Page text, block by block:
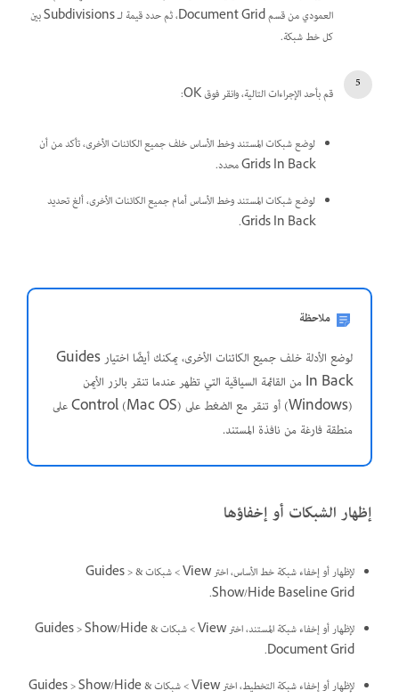
العمودي من قسم Document Grid، ثم حدد قيمة لـ Subdivisions بين
كل خط شبكة.
قم بأحد الإجراءات التالية، وانقر فوق OK:
لوضع شبكات المستند وخط الأساس خلف جميع الكائنات الأخرى، تأكد من أن
Grids In Back محدد.
لوضع شبكات المستند وخط الأساس أمام جميع الكائنات الأخرى، ألغ تحديد
Grids In Back.
ملاحظة
لوضع الأدلة خلف جميع الكائنات الأخرى، يمكنك أيضًا اختيار Guides
In Back من القائمة السياقية التي تظهر عندما تنقر بالزر الأيمن
(Windows) أو تنقر مع الضغط على Control (Mac OS) على
منطقة فارغة من نافذة المستند.
إظهار الشبكات أو إخفاؤها
لإظهار أو إخفاء شبكة خط الأساس، اختر View > شبكات & Guides >
Show/Hide Baseline Grid.
لإظهار أو إخفاء شبكة المستند، اختر View > شبكات & Guides > Show/Hide
Document Grid.
لإظهار أو إخفاء شبكة التخطيط، اختر View > شبكات & Guides > Show/Hide